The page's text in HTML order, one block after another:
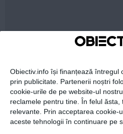
Obiectiv.info își finanțează întregul
prin publicitate. Partenerii noștri
cookie-urile de pe website-ul
reclamele pentru tine. În felul ăsta,
relevante. Prin acceptarea cookie-
aceste tehnologii în continuare pe